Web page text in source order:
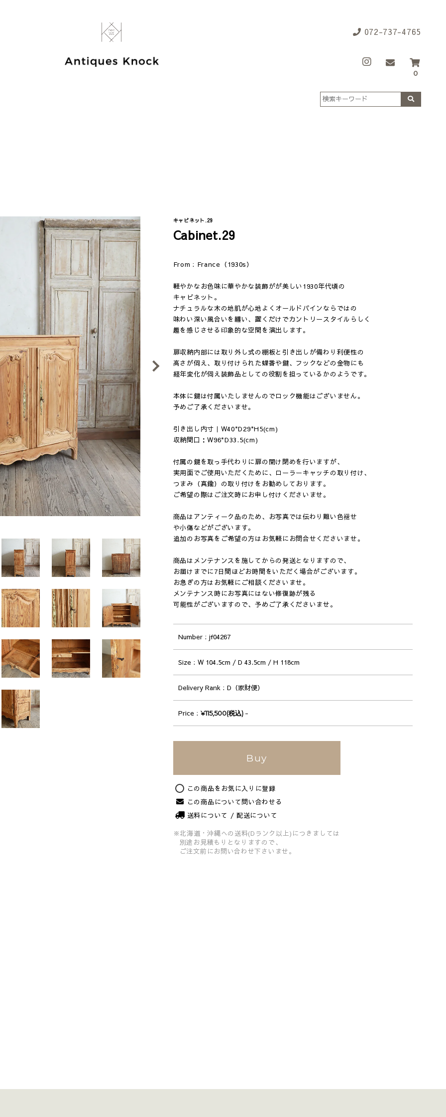
072-737-4765
0
キャビネット.29
Cabinet.29
From : France（1930s）
軽やかなお色味に華やかな装飾がが美しい1930年代頃の
キャビネット。
ナチュラルな木の地肌が心地よくオールドパインならではの
味わい深い風合いを纏い、置くだけでカントリースタイルらしく
趣を感じさせる印象的な空間を演出します。
扉収納内部には取り外し式の棚板と引き出しが備わり利便性の
高さが伺え、取り付けられた蝶番や鍵、フックなどの金物にも
経年変化が伺え装飾品としての役割を担っているかのようです。
本体に鍵は付属いたしませんのでロック機能はございません。
予めご了承くださいませ。
引き出し内寸｜W40*D29*H5(cm)
収納間口：W96*D33.5(cm)
付属の鍵を取っ手代わりに扉の開け閉めを行いますが、
実用面でご使用いただくために、ローラーキャッチの取り付け、
つまみ（真鍮）の取り付けをお勧めしております。
ご希望の際はご注文時にお申し付けくださいませ。
商品はアンティーク品のため、お写真では伝わり難い色褪せ
や小傷などがございます。
追加のお写真をご希望の方はお気軽にお問合せくださいませ。
商品はメンテナンスを施してからの発送となりますので、
お届けまでに7日間ほどお時間をいただく場合がございます。
お急ぎの方はお気軽にご相談くださいませ。
メンテナンス時にお写真にはない修復跡が残る
可能性がございますので、予めご了承くださいませ。
Number jf04267
Size W 104.5cm / D 43.5cm / H 118cm
Delivery Rank D（家財便）
Price ¥115,500(税込) -
Buy
この商品をお気に入りに登録
この商品について問い合わせる
送料について / 配送について
※北海道・沖縄への送料(Dランク以上)につきましては
別途お見積もりとなりますので、
ご注文前にお問い合わせ下さいませ。